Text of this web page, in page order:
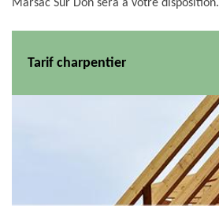
Marsac Sur Don sera à votre disposition.
Tarif charpentier